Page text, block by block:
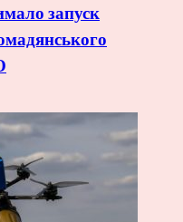
запуск